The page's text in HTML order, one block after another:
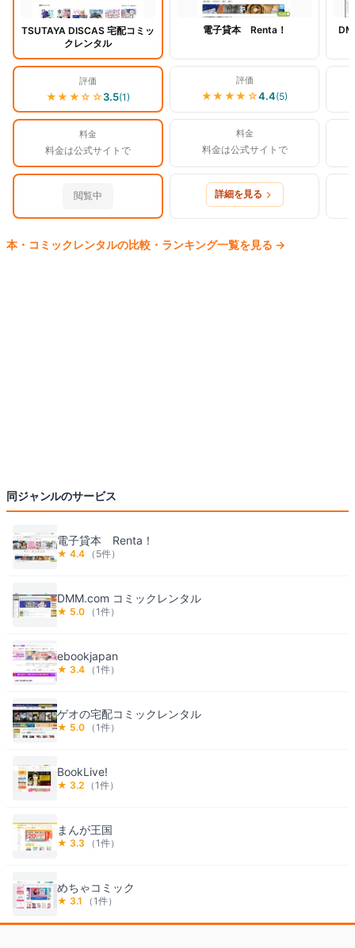
TSUTAYA DISCAS 宅配コミッ
クレンタル
電子貸本 Renta！
評価
★★★☆☆3.5(1)
評価
★★★★ ☆4.4(5)
料金
料金は公式サイトで
料金
料金は公式サイトで
閲覧中 詳細を見る
本・コミック レンタルの比較・ランキング一覧を見る →
同ジャンルのサービス
電子貸本 Renta！
★ 4.4 （ 5件）
DMM.com コミックレンタル
★ 5.0 （1件）
ebookjapan
★ 3.4 （1件）
ゲオの宅配コミックレンタル
★ 5.0 （1件）
BookLive!
★ 3.2 （1件）
まんが王国
★ 3.3 （1件）
めちゃコミック
★ 3.1 （1件）